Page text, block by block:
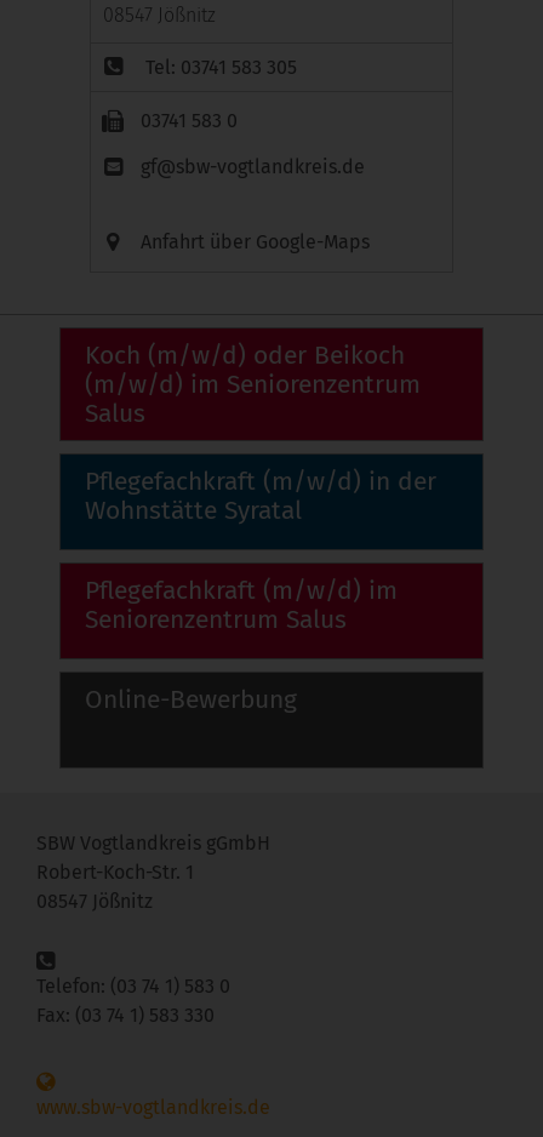
08547 Jößnitz
Tel: 03741 583 305
03741 583 0
gf@sbw-vogtlandkreis.de
Anfahrt über Google-Maps
Koch (m/w/d) oder Beikoch
(m/w/d) im Seniorenzentrum
Salus
Pflegefachkraft (m/w/d) in der
Wohnstätte Syratal
Pflegefachkraft (m/w/d) im
Seniorenzentrum Salus
Online-Bewerbung
SBW Vogtlandkreis gGmbH
Robert-Koch-Str. 1
08547 Jößnitz
Telefon: (03 74 1) 583 0
Fax: (03 74 1) 583 330
www.sbw-vogtlandkreis.de